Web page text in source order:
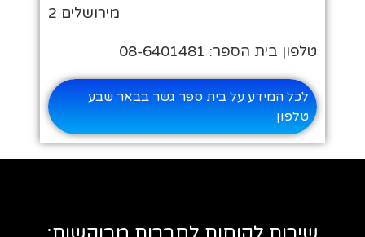
מירושלים 2
טלפון בית הספר: 08-6401481
לכל המידע על בית ספר גשר בבאר שבע
טלפון